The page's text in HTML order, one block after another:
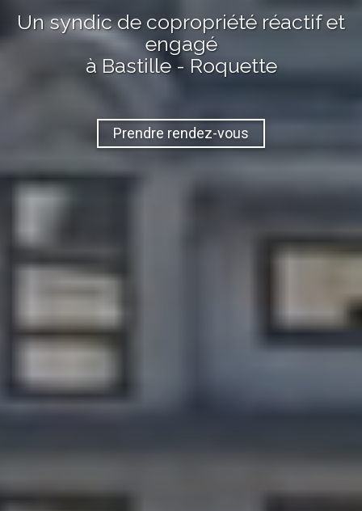
Un syndic de copropriété réactif et
engagé
à Bastille - Roquette
Prendre rendez-vous